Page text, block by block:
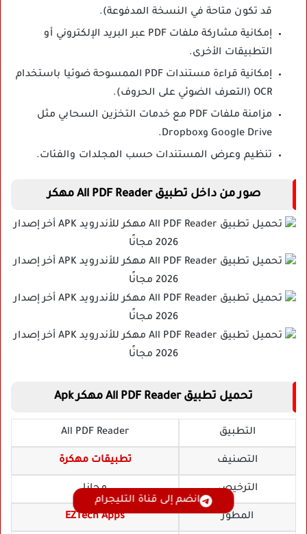
قد تكون متاحة في النسخة المدفوعة).
إمكانية مشاركة ملفات PDF عبر البريد الإلكتروني أو
التطبيقات الأخرى.
إمكانية قراءة مستندات PDF الممسوحة ضوئيا باستخدام
OCR (التعرف الضوئي على الحروف).
مزامنة ملفات PDF مع خدمات التخزين السحابي مثل
Google Drive وDropbox.
تنظيم وعرض المستندات حسب المجلدات والفئات.
صور من داخل تطبيق All PDF Reader مهكر
تحميل تطبيق All PDF Reader مهكر Apk
التطبيق All PDF Reader
التصنيف تطبيقات مهكرة
الترخيص مجانا
المطور EZTech Apps
انضم إلى قناة التليجرام